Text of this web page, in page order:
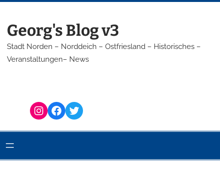
Georg's Blog v3
Stadt Norden – Norddeich – Ostfriesland – Historisches –
Veranstaltungen– News
Instagram Facebook Twitter